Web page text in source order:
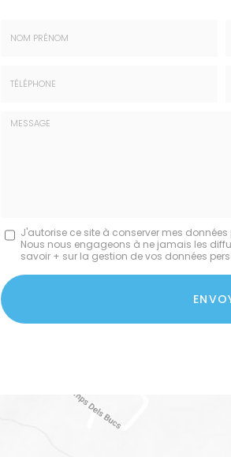
Message
J'autorise ce site à conserver mes
Nous nous engageons à ne jamais les
savoir + sur la gestion de vos données
Acceptation
RGPD
*